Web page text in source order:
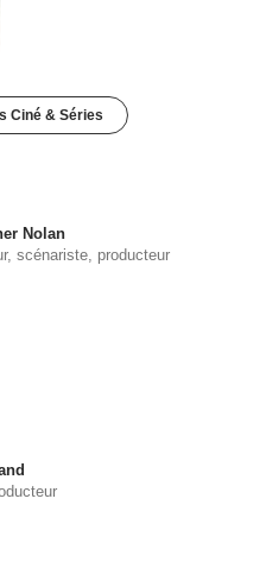
Ciné & Séries
Nolan
scénariste, producteur